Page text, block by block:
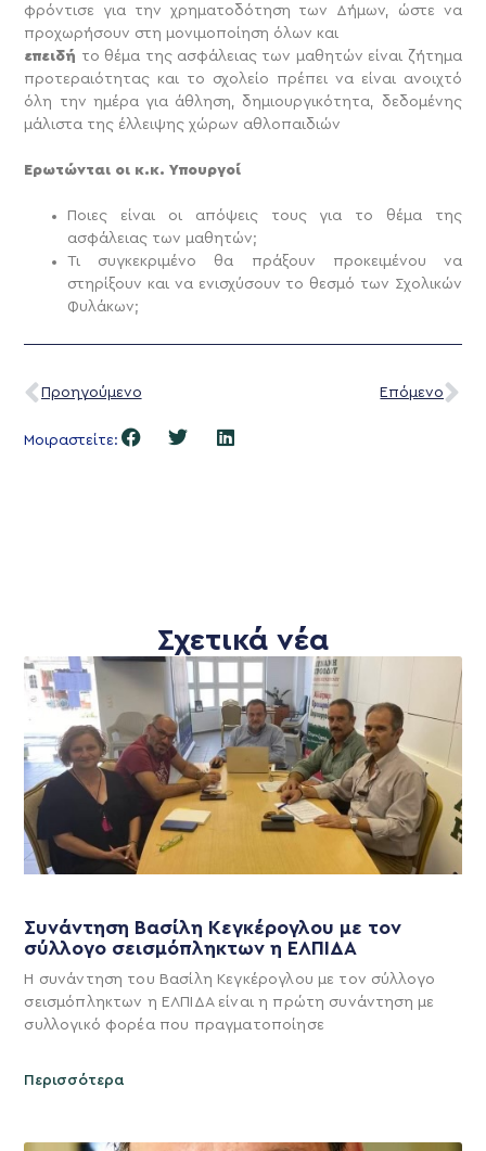
φρόντισε για την χρηματοδότηση των Δήμων, ώστε να
προχωρήσουν στη μονιμοποίηση όλων και
επειδή το θέμα της ασφάλειας των μαθητών είναι ζήτημα
προτεραιότητας και το σχολείο πρέπει να είναι ανοιχτό
όλη την ημέρα για άθληση, δημιουργικότητα, δεδομένης
μάλιστα της έλλειψης χώρων αθλοπαιδιών
Ερωτώνται οι κ.κ. Υπουργοί
Ποιες είναι οι απόψεις τους για το θέμα της
ασφάλειας των μαθητών;
Τι συγκεκριμένο θα πράξουν προκειμένου να
στηρίξουν και να ενισχύσουν το θεσμό των Σχολικών
Φυλάκων;
Προηγούμενο Επόμενο
Μοιραστείτε:
Σχετικά νέα
Συνάντηση Βασίλη Κεγκέρογλου με τον
σύλλογο σεισμόπληκτων η ΕΛΠΙΔΑ
Η συνάντηση του Βασίλη Κεγκέρογλου με τον σύλλογο
σεισμόπληκτων η ΕΛΠΙΔΑ είναι η πρώτη συνάντηση με
συλλογικό φορέα που πραγματοποίησε
Περισσότερα